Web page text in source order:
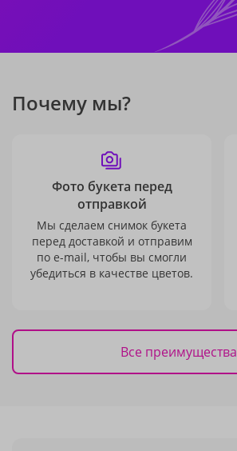
Почему мы?
Фото букета перед
отправкой
Мы сделаем снимок букета
перед доставкой и отправим
по e-mail, чтобы вы смогли
убедиться в качестве цветов.
Все преимущества